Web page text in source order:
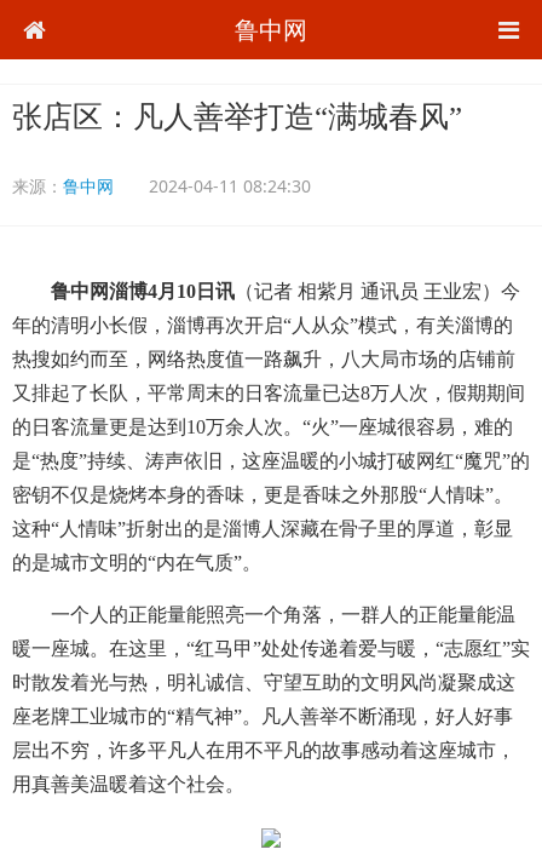
鲁中网
张店区：凡人善举打造“满城春风”
来源： 鲁中网 2024-04-11 08:24:30
鲁中网淄博4月10日讯 （记者 相紫月 通讯员 王业宏）今
年的清明小长假，淄博再次开启“人从众”模式，有关淄博的
热搜如约而至，网络热度值一路飙升，八大局市场的店铺前
又排起了长队，平常周末的日客流量已达8万人次，假期期间
的日客流量更是达到10万余人次。“火”一座城很容易，难的
是“热度”持续、涛声依旧，这座温暖的小城打破网红“魔咒”的
密钥不仅是烧烤本身的香味，更是香味之外那股“人情味”。
这种“人情味”折射出的是淄博人深藏在骨子里的厚道，彰显
的是城市文明的“内在气质”。
一个人的正能量能照亮一个角落，一群人的正能量能温
暖一座城。在这里，“红马甲”处处传递着爱与暖，“志愿红”实
时散发着光与热，明礼诚信、守望互助的文明风尚凝聚成这
座老牌工业城市的“精气神”。凡人善举不断涌现，好人好事
层出不穷，许多平凡人在用不平凡的故事感动着这座城市，
用真善美温暖着这个社会。